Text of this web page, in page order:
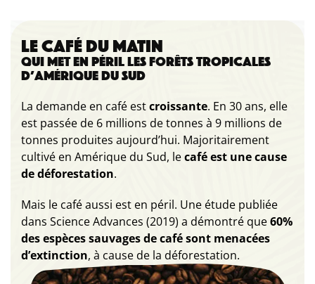
LE CAFÉ DU MATIN
QUI MET EN PÉRIL LES FORÊTS TROPICALES
D’AMÉRIQUE DU SUD
La demande en café estcroissante. En 30 ans, elle
est passée de 6 millions de tonnes à 9 millions de
tonnes produites aujourd’hui. Majoritairement
cultivé en Amérique du Sud, lecafé est une cause
de déforestation.
Mais le café aussi est en péril. Une étude publiée
dans Science Advances (2019) a démontré que60%
des espèces sauvages de café sont menacées
d’extinction, à cause de la déforestation.